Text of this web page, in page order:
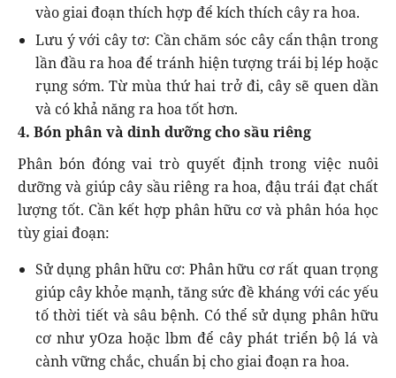
vào giai đoạn thích hợp để kích thích cây ra hoa.
Lưu ý với cây tơ: Cần chăm sóc cây cẩn thận trong
lần đầu ra hoa để tránh hiện tượng trái bị lép hoặc
rụng sớm. Từ mùa thứ hai trở đi, cây sẽ quen dần
và có khả năng ra hoa tốt hơn.
4. Bón phân và dinh dưỡng cho sầu riêng
Phân bón đóng vai trò quyết định trong việc nuôi
dưỡng và giúp cây sầu riêng ra hoa, đậu trái đạt chất
lượng tốt. Cần kết hợp phân hữu cơ và phân hóa học
tùy giai đoạn:
Sử dụng phân hữu cơ: Phân hữu cơ rất quan trọng
giúp cây khỏe mạnh, tăng sức đề kháng với các yếu
tố thời tiết và sâu bệnh. Có thể sử dụng phân hữu
cơ như yOza hoặc lbm để cây phát triển bộ lá và
cành vững chắc, chuẩn bị cho giai đoạn ra hoa.